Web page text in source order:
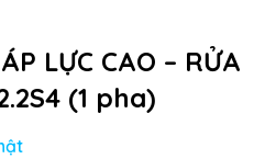
LỰC CAO – RỬA
(1 pha)